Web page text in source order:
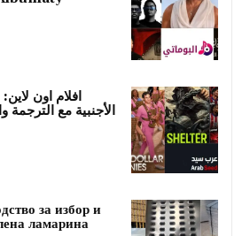
افلام اون
الأجنبية مع الترجمة
за избор и
ламарина